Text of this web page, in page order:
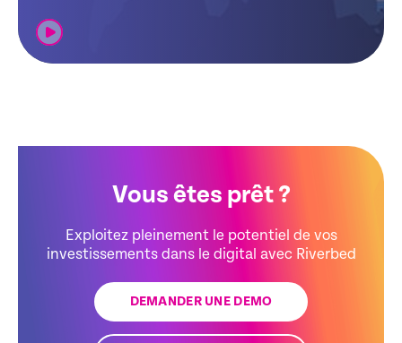
Vous êtes prêt ?
Exploitez pleinement le potentiel de vos
investissements dans le digital avec Riverbed
DEMANDER UNE DEMO